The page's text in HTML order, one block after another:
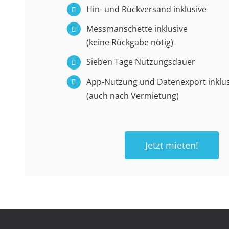
Hin- und Rückversand inklusive
Messmanschette inklusive
(keine Rückgabe nötig)
Sieben Tage Nutzungsdauer
App-Nutzung und Datenexport
(auch nach Vermietung)
Jetzt mieten!